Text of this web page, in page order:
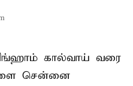
கால்வாய் வரை
சென்னை